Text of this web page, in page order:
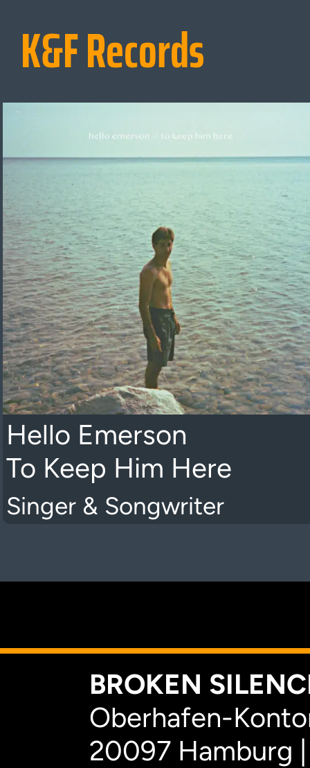
K&F Records
Hello Emerson
To Keep Him Here
Singer & Songwriter
BROKEN
Oberhafen-
20097 Hamburg